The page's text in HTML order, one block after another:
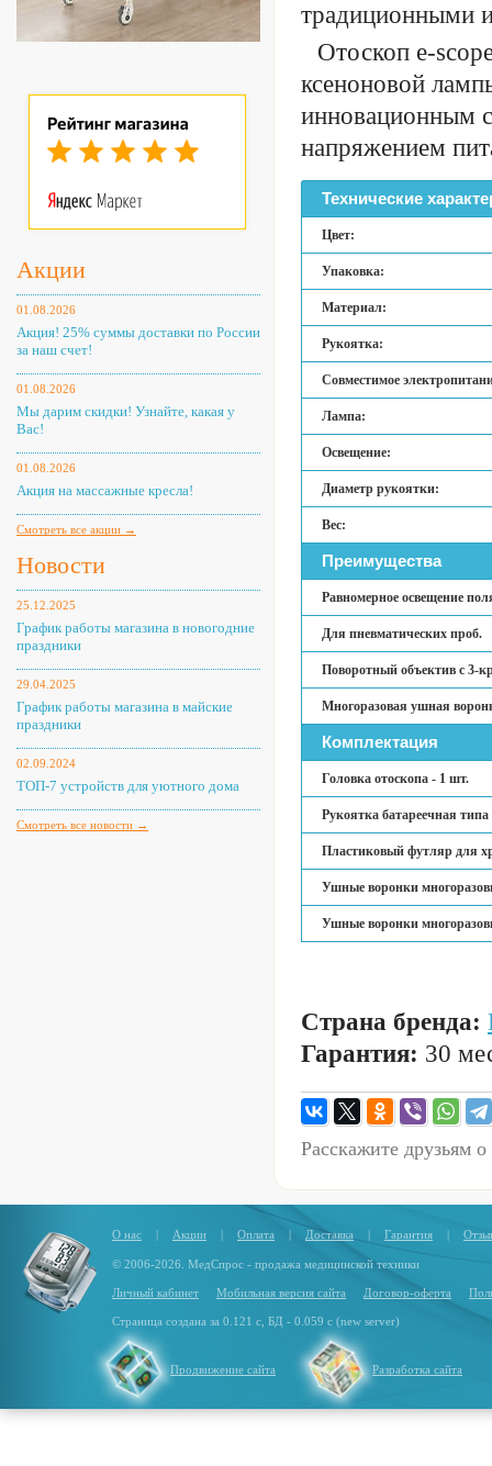
Акции
01.08.2026
Акция! 25% суммы доставки по России
за наш счет!
01.08.2026
Мы дарим скидки! Узнайте, какая у
Вас!
01.08.2026
Акция на массажные кресла!
Смотреть все акции →
Новости
25.12.2025
График работы магазина в новогодние
праздники
29.04.2025
График работы магазина в майские
праздники
02.09.2024
ТОП-7 устройств для уютного дома
Смотреть все новости →
традиционными
Отоскоп e-
ксеноновой
инновационным
напряжением
Технические
Цвет:
Упаковка:
Материал:
Рукоятка:
Совместимое
Лампа:
Освещение:
Диаметр рукоятки:
Вес:
Преимущества
Равномерное освещение
Для пневматических проб.
Поворотный объектив с 3-
Многоразовая ушная
Комплектация
Головка отоскопа - 1 шт.
Рукоятка батареечная
Пластиковый футляр для
Ушные воронки
Ушные воронки
Страна бренда:
Гарантия: 30
Расскажите друзьям
О нас | Акции | Оплата | Доставка | Гарантия |
© 2006-2026. МедСпрос - продажа медицинской техники
Личный кабинет Мобильная версия сайта Договор-оферта
Страница создана за 0.121 с, БД - 0.059 с (new server)
Продвижение сайта Разработка сайта